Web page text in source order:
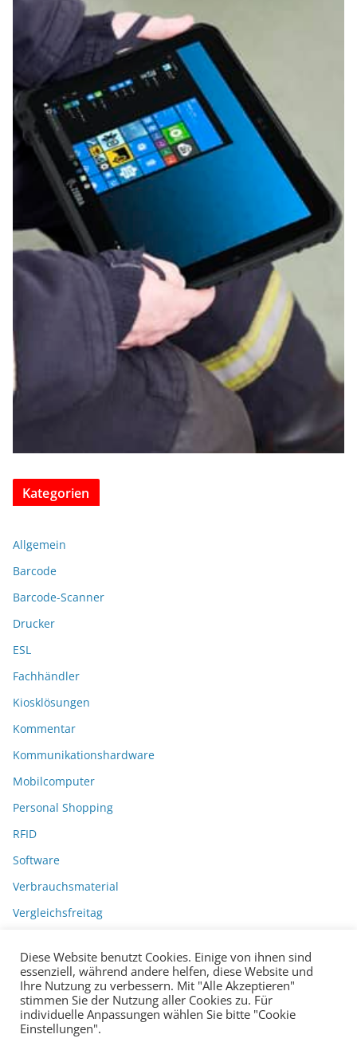
Kategorien
Allgemein
Barcode
Barcode-Scanner
Drucker
ESL
Fachhändler
Kiosklösungen
Kommentar
Kommunikationshardware
Mobilcomputer
Personal Shopping
RFID
Software
Verbrauchsmaterial
Vergleichsfreitag
Diese Website benutzt Cookies. Einige von ihnen sind
essenziell, während andere helfen, diese Website und
Ihre Nutzung zu verbessern. Mit "Alle Akzeptieren"
stimmen Sie der Nutzung aller Cookies zu. Für
individuelle Anpassungen wählen Sie bitte "Cookie
Einstellungen".